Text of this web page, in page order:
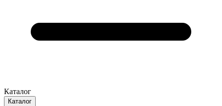
Каталог
Каталог